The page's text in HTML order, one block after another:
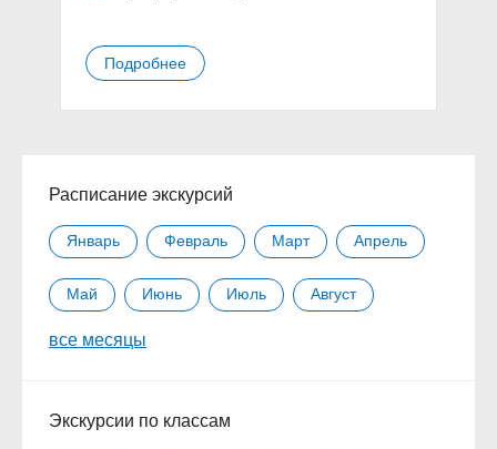
Подробнее
Расписание экскурсий
Январь Февраль Март Апрель
Май Июнь Июль Август
Сентябрь
все месяцы
Экскурсии по классам